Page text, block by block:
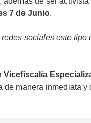
7 de Junio.
sociales este
Vicefiscalía
de manera inmediata